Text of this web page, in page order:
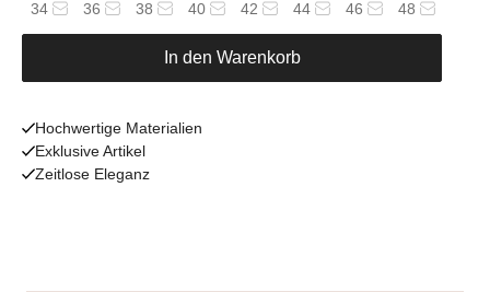
34 36 38 40 42 44 46 48
In den Warenkorb
Hochwertige Materialien
Exklusive Artikel
Zeitlose Eleganz